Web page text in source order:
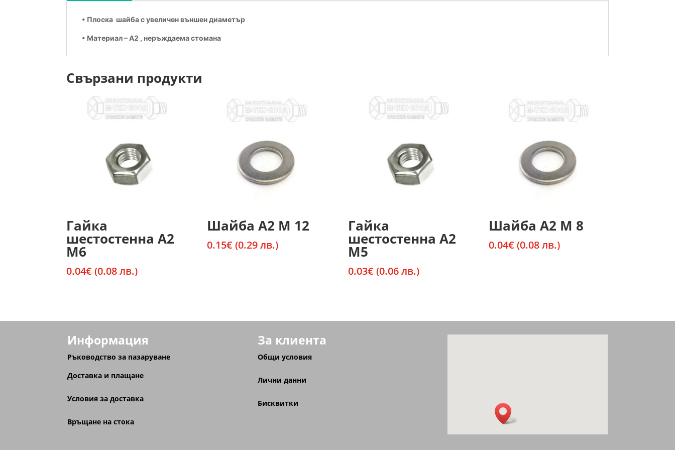
• Плоска шайба с увеличен външен диаметър
• Материал – А2 , неръждаема стомана
Свързани продукти
Гайка
шестостенна А2
М6
0.04€ (0.08 лв.)
Шайба А2 М 12
0.15€ (0.29 лв.)
Гайка
шестостенна А2
М5
0.03€ (0.06 лв.)
Шайба А2 М 8
0.04€ (0.08 лв.)
Информация
Ръководство за пазаруване
Доставка и плащане
Условия за доставка
Връщане на стока
За клиента
Общи условия
Лични данни
Бисквитки